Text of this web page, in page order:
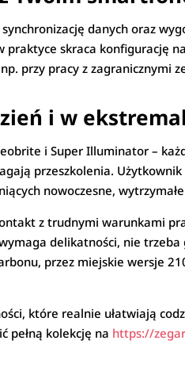
danych oraz
skraca konfigurację
przy pracy z zagranicznymi
i w
i Super Illuminator –
przeszkolenia.
nowoczesne,
z trudnymi warunkami
delikatności, nie
przez miejskie wersje
które realnie ułatwiają
pełną kolekcję na https://